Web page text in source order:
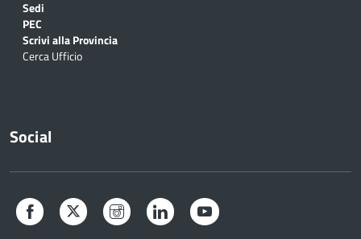
Sedi
PEC
Scrivi alla Provincia
Cerca Ufficio
Social
Facebook Twitter Instagram LinkedIn